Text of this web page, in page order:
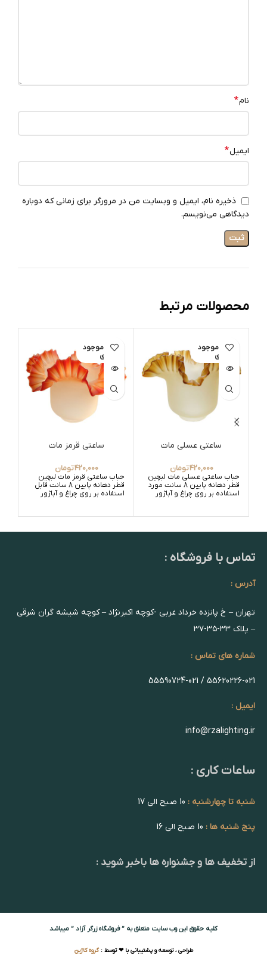
نام*
ایمیل*
ذخیره نام، ایمیل و وبسایت من در مرورگر برای زمانی که دوباره
دیدگاهی می‌نویسم.
محصولات مرتبط
اتمام موجود
ی
ساعتی عسلی مات
420,000تومان
حباب ساعتی عسلی مات لبچین
قطر دهانه پایین 8 سانت مورد
استفاده بر روی چراغ و آباژور
اتمام موجود
ی
ساعتی قرمز مات
420,000تومان
حباب ساعتی قرمز مات لبچین
قطر دهانه پایین 8 سانت قابل
استفاده بر روی چراغ و آباژور
تماس با فروشگاه :
آدرس :
تهران – خ پانزده خرداد غربی -کوچه اکبرنژاد – کوچه شیشه گران شرقی
– پلاک ۳۳-۳۵-۳۷
شماره های تماس :
55620226-021 / 55590724-021
ایمیل :
info@rzalighting.ir
ساعات کاری :
شنبه تا چهارشنبه :
پنج شنبه ها :
از تخفیف ها و جشنواره ها باخبر شوید :
کلیه حقوق این وب سایت متعلق به ” فروشگاه زرگر آزاد ” میباشد
طراحی ، توسعه و پشتیبانی با ❤ توسط :گروه کاژین